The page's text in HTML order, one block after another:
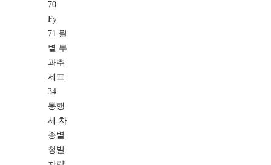
70.
Fy
71 월
별 부
과추
세표
34.
통행
세 차
종별
청별